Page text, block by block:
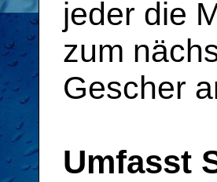
jeder die
zum
Gescher
Umfasst